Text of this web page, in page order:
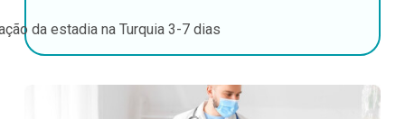
da estadia na Turquia 3-7 dias